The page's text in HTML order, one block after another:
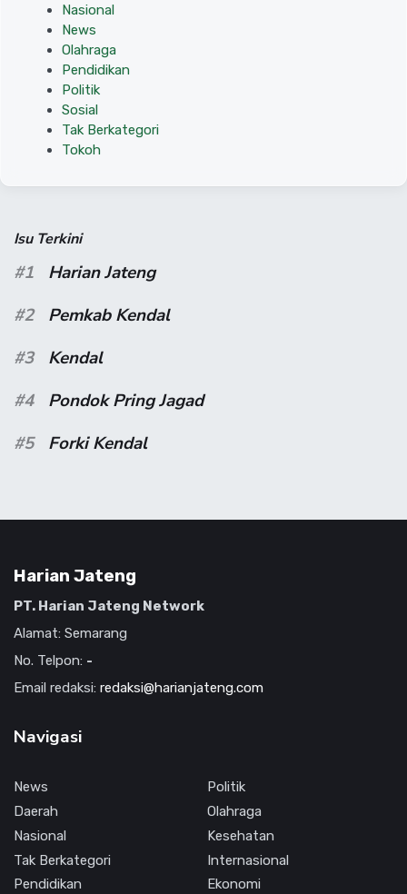
Nasional
News
Olahraga
Pendidikan
Politik
Sosial
Tak Berkategori
Tokoh
Isu Terkini
#1
Harian Jateng
#2
Pemkab Kendal
#3
Kendal
#4
Pondok Pring Jagad
#5
Forki Kendal
Harian Jateng
PT. Harian Jateng Network
Alamat: Semarang
No. Telpon: -
Email redaksi: redaksi@harianjateng.com
Navigasi
News
Daerah
Nasional
Tak Berkategori
Pendidikan
Politik
Olahraga
Kesehatan
Internasional
Ekonomi